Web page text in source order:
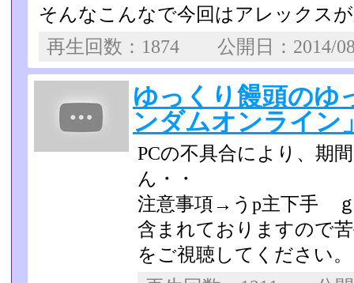
そんなこんなで今回はアレックス
再生回数：1874 公開日：
ゆっくり饅頭のゆ
ンダムオンライン
PCの不具合により、期
ん・・
注意事項→うp主下手
含まれておりますので
をご視聴してくださ­い。